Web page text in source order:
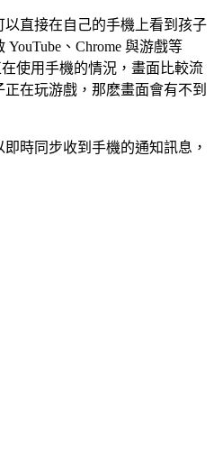
直接在自己的手機上看到孩子
、Chrome 與游戲等
使用手機的情況，畫面比較流
在玩游戲，那麽畫面會有不到
時同步收到手機的通知訊息，